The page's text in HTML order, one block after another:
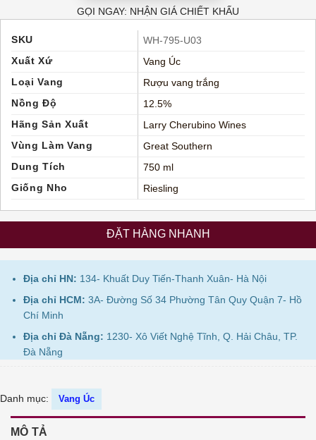
GỌI NGAY: NHẬN GIÁ CHIẾT KHẤU
SKU
WH-795-U03
Xuất Xứ
Vang Úc
Loại Vang
Rượu vang trắng
Nồng Độ
12.5%
Hãng Sản Xuất
Larry Cherubino Wines
Vùng Làm Vang
Great Southern
Dung Tích
750 ml
Giống Nho
Riesling
ĐẶT HÀNG NHANH
Địa chỉ HN: 134- Khuất Duy Tiến-Thanh Xuân- Hà Nội
Địa chỉ HCM: 3A- Đường Số 34 Phường Tân Quy Quận 7- Hồ
Chí Minh
Địa chỉ Đà Nẵng: 1230- Xô Viết Nghệ Tĩnh, Q. Hải Châu, TP.
Đà Nẵng
Danh mục: Vang Úc
MÔ TẢ